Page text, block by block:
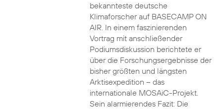
bekannteste deutsche
Klimaforscher auf BASECAMP ON
AIR. In einem faszinierenden
Vortrag mit anschließender
Podiumsdiskussion berichtete er
über die Forschungsergebnisse der
bisher größten und längsten
Arktisexpedition – das
internationale MOSAiC-Projekt.
Sein alarmierendes Fazit: Die